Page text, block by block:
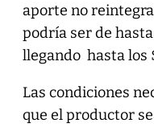
aporte no
podría ser de
llegando hasta los
Las condiciones
que el productor